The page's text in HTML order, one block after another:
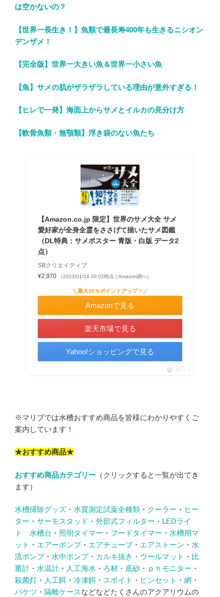
は空かないの？
【世界一長生き！】魚類で最長寿400年も生きるニシオン
デンザメ！
【完全版】世界一大きい魚＆世界一小さい魚
【魚】サメの肌がザラザラしている理由が意外すぎる！
【ヒレで一発】海面上からサメとイルカの見分け方
【軟骨魚類・無顎類】浮き袋のない魚たち
【Amazon.co.jp 限定】世界のサメ大全 サメ
愛好家が全身全霊をささげて描いたサメ図鑑
（DL特典：サメポスター 青版・白版 データ2
点）
SBクリエイティブ
¥2,970
（2023/01/14 20:02時点 | Amazon調べ）
＼最大10％ポイントアップ！／
Amazonで見る
楽天市場で見る
Yahoo!ショッピングで見る
ポチップ
※マリブでは水槽おすすめ商品を皆様にわかりやすくご
案内しています！
★おすすめ商品★
おすすめ商品カテゴリー （クリックすると一覧が出てき
ます）
水槽掃除グッズ ・ 水質測定試薬全種類 ・ クーラー ・ ヒー
ター ・ サーモスタッド ・ 外部式フィルター ・ LEDライ
ト
水槽台 ・ 照明タイマー ・ フードタイマー ・ 水槽用マ
ット ・ エアーポンプ・ エアチューブ ・ エアストーン ・ 水
流ポンプ・ 水中ポンプ・ カルキ抜き ・ ウールマット ・ 比
重計 ・ 水温計 ・ 人工海水 ・ ろ材 ・ 底砂 ・ ｐｈモニター ・
殺菌灯 ・ 人工餌 ・ 冷凍餌 ・ スポイト ・ ピンセット ・ 網 ・
バケツ ・ 隔離ケースなどなどたくさんのアクアリウムの